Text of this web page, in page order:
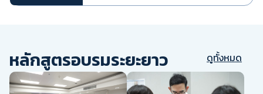
หลักสูตรอบรมระยะยาว ดูทั้งหมด